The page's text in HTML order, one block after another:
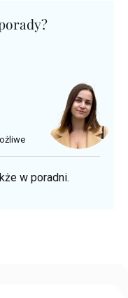
w poradni.